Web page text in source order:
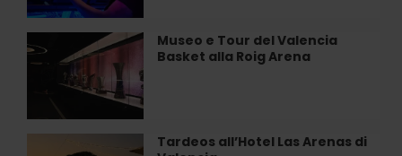
notti
d'estate
al
Museo e Tour del Valencia
Basket alla Roig Arena
Museo
e
Valencia
Basket
Tardeos all’Hotel Las Arenas di